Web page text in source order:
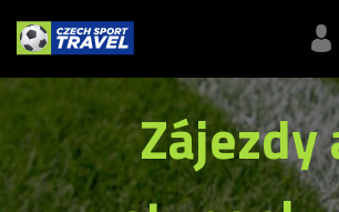
Zájezdy